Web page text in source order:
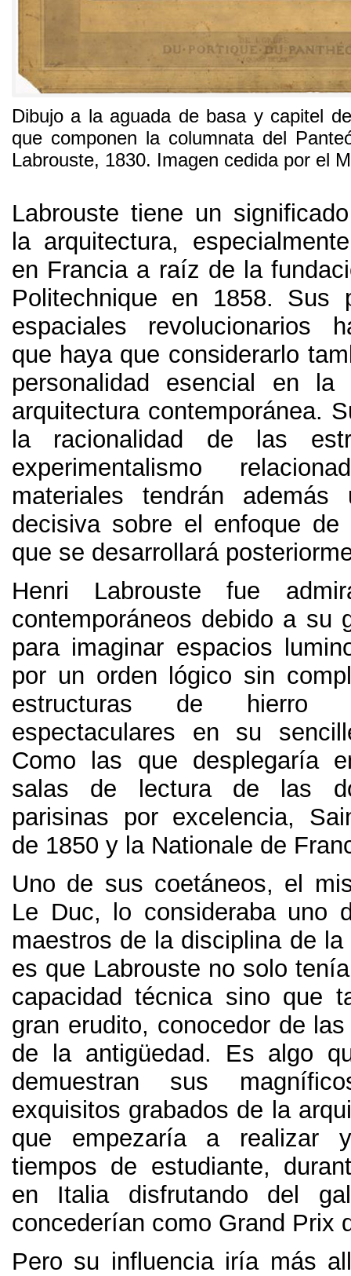
Dibujo a la aguada de basa y capitel
que componen la columnata del
Labrouste, 1830. Imagen cedida por el
Labrouste tiene un
la arquitectura,
en Francia a raíz de la
Politechnique en 1858. Sus
espaciales revolucionarios
que haya que considerarlo
personalidad esencial en
arquitectura contemporánea.
la racionalidad de las
experimentalismo
materiales tendrán además
decisiva sobre el enfoque de
que se desarrollará
Henri Labrouste fue
contemporáneos debido a su
para imaginar espacios
por un orden lógico sin
estructuras de hierro
espectaculares en su
Como las que desplegaría
salas de lectura de las
parisinas por excelencia,
de 1850 y la Nationale de
Uno de sus coetáneos, el
Le Duc,
lo consideraba uno
maestros de la disciplina de la
es que Labrouste no solo
capacidad técnica sino que
gran erudito, conocedor de
de la antigüedad. Es algo
demuestran sus
exquisitos grabados de la
que empezaría a realizar
tiempos de estudiante,
en Italia disfrutando del
concederían como Grand Prix
Pero su influencia iría más